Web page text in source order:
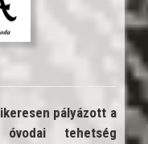
pályázott a
tehetség